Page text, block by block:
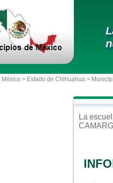
México > Estado de Chihuahua >
La